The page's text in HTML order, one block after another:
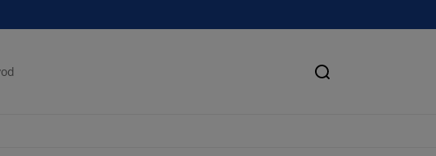
Pretraga